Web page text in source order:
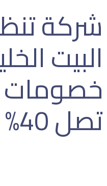
شركة
البيت
خصومات
تصل 40%